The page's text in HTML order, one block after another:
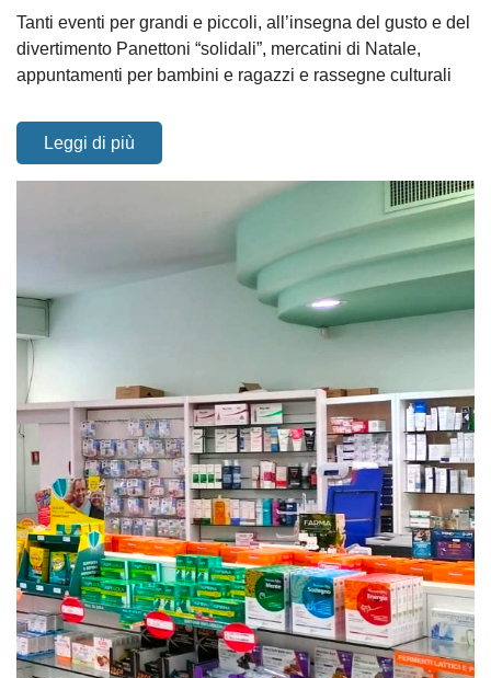
Tanti eventi per grandi e piccoli, all’insegna del gusto e del
divertimento Panettoni “solidali”, mercatini di Natale,
appuntamenti per bambini e ragazzi e rassegne culturali
Leggi di più